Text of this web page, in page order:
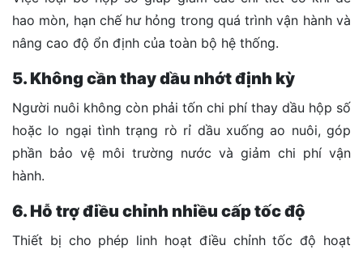
hao mòn, hạn chế hư hỏng trong quá trình vận hành và
nâng cao độ ổn định của toàn bộ hệ thống.
5. Không cần thay dầu nhớt định kỳ
Người nuôi không còn phải tốn chi phí thay dầu hộp số
hoặc lo ngại tình trạng rò rỉ dầu xuống ao nuôi, góp
phần bảo vệ môi trường nước và giảm chi phí vận
hành.
6. Hỗ trợ điều chỉnh nhiều cấp tốc độ
Thiết bị cho phép linh hoạt điều chỉnh tốc độ hoạt